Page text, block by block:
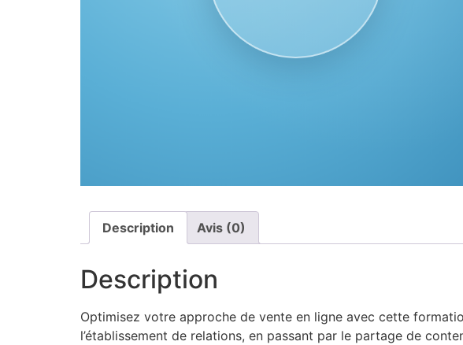
Description Avis (0)
Description
Optimisez votre approche de vente en ligne avec cette
l’établissement de relations, en passant par le partage de